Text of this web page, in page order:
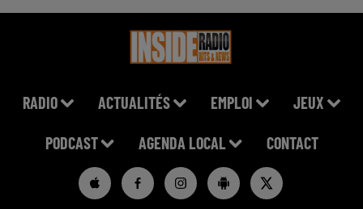
RADIO ACTUALITÉS EMPLOI JEUX
PODCAST AGENDA LOCAL CONTACT